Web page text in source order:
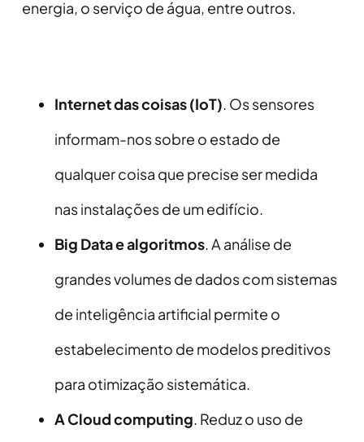
energia, o serviço de água, entre outros.
Internet das coisas (IoT). Os sensores
informam-nos sobre o estado de
qualquer coisa que precise ser medida
nas instalações de um edifício.
Big Data e algoritmos. A análise de
grandes volumes de dados com sistemas
de inteligência artificial permite o
estabelecimento de modelos preditivos
para otimização sistemática.
A Cloud computing. Reduz o uso de